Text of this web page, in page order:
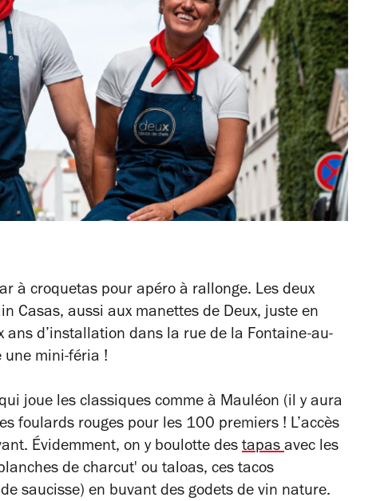
à croquetas pour apéro à rallonge. Les deux
Casas, aussi aux manettes de Deux, juste en
ans d’installation dans la rue de la Fontaine-au-
une mini-féria !
joue les classiques comme à Mauléon (il y aura
foulards rouges pour les 100 premiers ! L’accès
Évidemment, on y boulotte des tapasavec les
de charcut' ou taloas, ces tacos
saucisse) en buvant des godets de vin nature.